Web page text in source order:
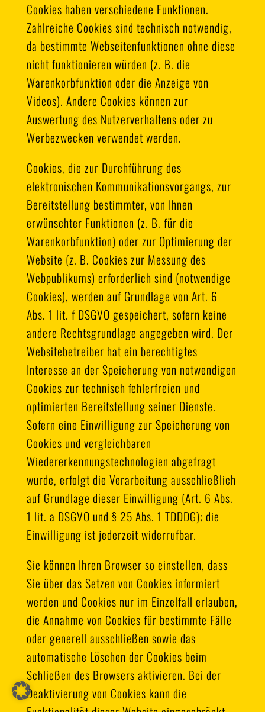
Cookies haben verschiedene Funktionen.
Zahlreiche Cookies sind technisch notwendig,
da bestimmte Webseitenfunktionen ohne diese
nicht funktionieren würden (z. B. die
Warenkorbfunktion oder die Anzeige von
Videos). Andere Cookies können zur
Auswertung des Nutzerverhaltens oder zu
Werbezwecken verwendet werden.
Cookies, die zur Durchführung des
elektronischen Kommunikationsvorgangs, zur
Bereitstellung bestimmter, von Ihnen
erwünschter Funktionen (z. B. für die
Warenkorbfunktion) oder zur Optimierung der
Website (z. B. Cookies zur Messung des
Webpublikums) erforderlich sind (notwendige
Cookies), werden auf Grundlage von Art. 6
Abs. 1 lit. f DSGVO gespeichert, sofern keine
andere Rechtsgrundlage angegeben wird. Der
Websitebetreiber hat ein berechtigtes
Interesse an der Speicherung von notwendigen
Cookies zur technisch fehlerfreien und
optimierten Bereitstellung seiner Dienste.
Sofern eine Einwilligung zur Speicherung von
Cookies und vergleichbaren
Wiedererkennungstechnologien abgefragt
wurde, erfolgt die Verarbeitung ausschließlich
auf Grundlage dieser Einwilligung (Art. 6 Abs.
1 lit. a DSGVO und § 25 Abs. 1 TDDDG); die
Einwilligung ist jederzeit widerrufbar.
Sie können Ihren Browser so einstellen, dass
Sie über das Setzen von Cookies informiert
werden und Cookies nur im Einzelfall erlauben,
die Annahme von Cookies für bestimmte Fälle
oder generell ausschließen sowie das
automatische Löschen der Cookies beim
Schließen des Browsers aktivieren. Bei der
Deaktivierung von Cookies kann die